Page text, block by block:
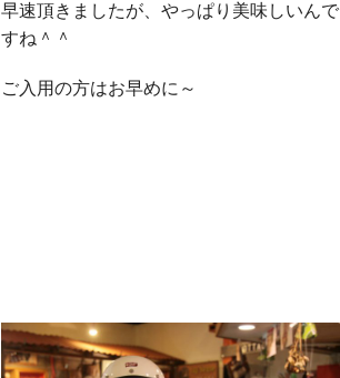
早速頂きましたが、やっぱり美味しいんで
すね＾＾
ご入用の方はお早めに～